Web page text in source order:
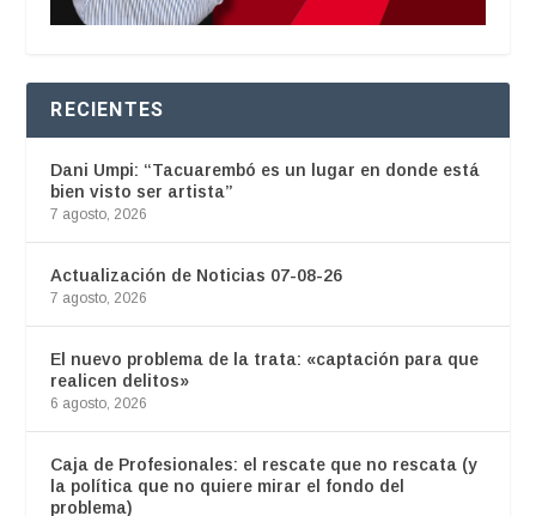
RECIENTES
Dani Umpi: “Tacuarembó es un lugar en donde está
bien visto ser artista”
7 agosto, 2026
Actualización de Noticias 07-08-26
7 agosto, 2026
El nuevo problema de la trata: «captación para que
realicen delitos»
6 agosto, 2026
Caja de Profesionales: el rescate que no rescata (y
la política que no quiere mirar el fondo del
problema)